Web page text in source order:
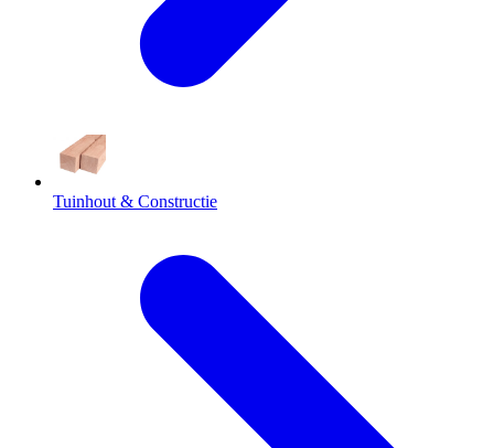
Tuinhout & Constructie